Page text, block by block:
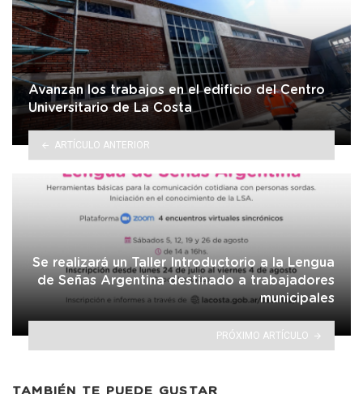
Avanzan los trabajos en el edificio del Centro
Universitario de La Costa
ARTÍCULO ANTERIOR
Se realizará un Taller Introductorio a la Lengua
de Señas Argentina destinado a trabajadores
municipales
PRÓXIMO ARTÍCULO
TAMBIÉN TE PUEDE GUSTAR